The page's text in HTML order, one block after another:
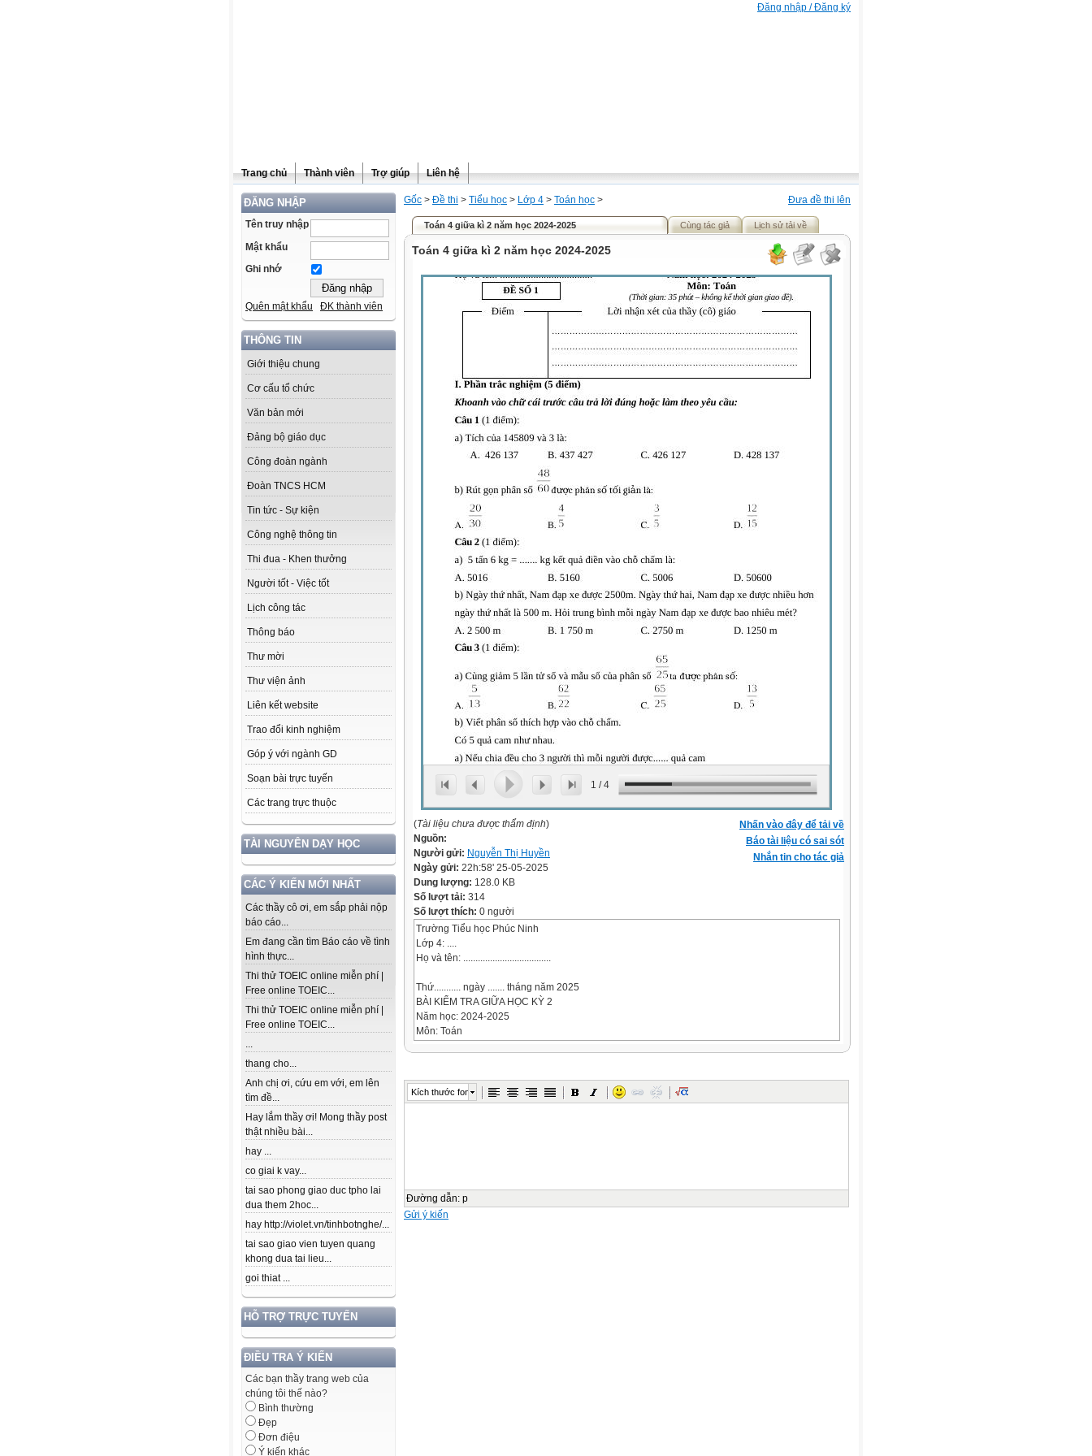
Đăng nhập / Đăng ký
Trang chủ Thành viên Trợ giúp Liên hệ
ĐĂNG NHẬP
Tên truy nhập
Mật khẩu
Ghi nhớ
Quên mật khẩu ĐK thành viên
THÔNG TIN
Giới thiệu chung
Cơ cấu tổ chức
Văn bản mới
Đảng bộ giáo dục
Công đoàn ngành
Đoàn TNCS HCM
Tin tức - Sự kiện
Công nghệ thông tin
Thi đua - Khen thưởng
Người tốt - Việc tốt
Lịch công tác
Thông báo
Thư mời
Thư viện ảnh
Liên kết website
Trao đổi kinh nghiệm
Góp ý với ngành GD
Soạn bài trực tuyến
Các trang trực thuộc
TÀI NGUYÊN DẠY HỌC
CÁC Ý KIẾN MỚI NHẤT
Các thầy cô ơi, em sắp phải nộp
báo cáo...
Em đang cần tìm Báo cáo về tình
hình thực...
Thi thử TOEIC online miễn phí |
Free online TOEIC...
Thi thử TOEIC online miễn phí |
Free online TOEIC...
...
thang cho...
Anh chị ơi, cứu em với, em lên
tìm đề...
Hay lắm thầy ơi! Mong thầy post
thật nhiều bài...
hay ...
co giai k vay...
tai sao phong giao duc tpho lai
dua them 2hoc...
hay http://violet.vn/tinhbotnghe/...
tai sao giao vien tuyen quang
khong dua tai lieu...
goi thiat ...
HỖ TRỢ TRỰC TUYẾN
ĐIỀU TRA Ý KIẾN
Các bạn thầy trang web của
chúng tôi thế nào?
Bình thường
Đẹp
Đơn điệu
Ý kiến khác
Đưa đề thi lên
Gốc > Đề thi > Tiểu học > Lớp 4 > Toán học >
Toán 4 giữa kì 2 năm học 2024-2025 Cùng tác giả Lịch sử tải về
Toán 4 giữa kì 2 năm học 2024-2025
1 /4
Nhấn vào đây để tải về
Báo tài liệu có sai sót
Nhắn tin cho tác giả
(Tài liệu chưa được thẩm định)
Nguồn:
Người gửi: Nguyễn Thị Huyền
Ngày gửi: 22h:58' 25-05-2025
Dung lượng: 128.0 KB
Số lượt tải: 314
Số lượt thích: 0 người
Trường Tiểu học Phúc Ninh
Lớp 4: ....
Họ và tên: ....................................
Thứ........... ngày ....... tháng năm 2025
BÀI KIỂM TRA GIỮA HỌC KỲ 2
Năm học: 2024-2025
Môn: Toán
(Thời gian: 35 phút – không kể thời gian giao đề).
…………………………………………………………………………
I. Phần trắc nghiệm (5 điểm)
Kích thước font
Đường dẫn: p
Gửi ý kiến